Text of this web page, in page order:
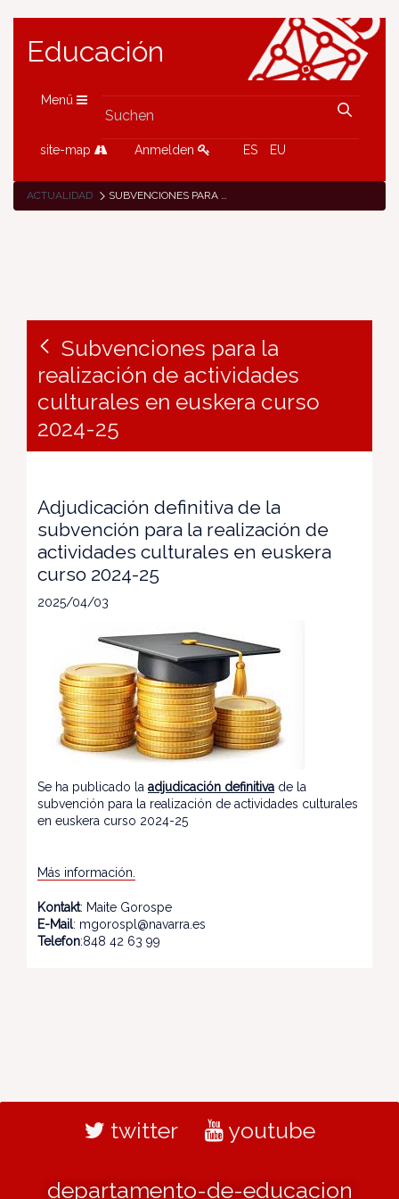
Educación
Menü
site-map Anmelden ES EU
ACTUALIDAD SUBVENCIONES PARA LA REALIZACIÓN DE ACTIVIDADES CULTURALES EN EUSKERA CURSO 2024-25
Subvenciones para la
realización de actividades
culturales en euskera curso
2024-25
Adjudicación definitiva de la
subvención para la realización de
actividades culturales en euskera
curso 2024-25
2025/04/03
Se ha publicado la adjudicación definitiva de la
subvención para la realización de actividades culturales
en euskera curso 2024-25
Más información.
Kontakt: Maite Gorospe
E-Mail: mgorospl@navarra.es
Telefon:848 42 63 99
twitter youtube
departamento-de-educacion